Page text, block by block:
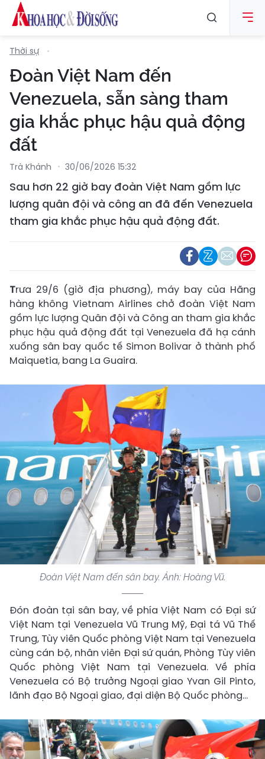
Thời sự
Đoàn Việt Nam đến
Venezuela, sẵn sàng tham
gia khắc phục hậu quả động
đất
Trà Khánh 30/06/2026 15:32
Sau hơn 22 giờ bay đoàn Việt Nam gồm lực
lượng quân đội và công an đã đến Venezuela
tham gia khắc phục hậu quả động đất.
Trưa 29/6 (giờ địa phương), máy bay của Hãng
hàng không Vietnam Airlines chở đoàn Việt Nam
gồm lực lượng Quân đội và Công an tham gia khắc
phục hậu quả động đất tại Venezuela đã hạ cánh
xuống sân bay quốc tế Simon Bolivar ở thành phố
Maiquetia, bang La Guaira.
Đoàn Việt Nam đến sân bay. Ảnh: Hoàng Vũ.
Đón đoàn tại sân bay, về phía Việt Nam có Đại sứ
Việt Nam tại Venezuela Vũ Trung Mỹ, Đại tá Vũ Thế
Trung, Tùy viên Quốc phòng Việt Nam tại Venezuela
cùng cán bộ, nhân viên Đại sứ quán, Phòng Tùy viên
Quốc phòng Việt Nam tại Venezuela. Về phía
Venezuela có Bộ trưởng Ngoại giao Yvan Gil Pinto,
lãnh đạo Bộ Ngoại giao, đại diện Bộ Quốc phòng…